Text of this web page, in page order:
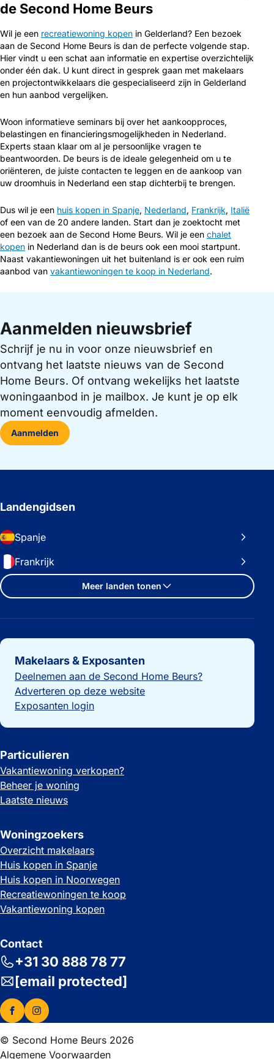
de Second Home Beurs
Wil je een recreatiewoning kopen in Gelderland? Een bezoek
aan de Second Home Beurs is dan de perfecte volgende stap.
Hier vindt u een schat aan informatie en expertise overzichtelijk
onder één dak. U kunt direct in gesprek gaan met makelaars
en projectontwikkelaars die gespecialiseerd zijn in Gelderland
en hun aanbod vergelijken.
Woon informatieve seminars bij over het aankoopproces,
belastingen en financieringsmogelijkheden in Nederland.
Experts staan klaar om al je persoonlijke vragen te
beantwoorden. De beurs is de ideale gelegenheid om u te
oriënteren, de juiste contacten te leggen en de aankoop van
uw droomhuis in Nederland een stap dichterbij te brengen.
Dus wil je een huis kopen in Spanje, Nederland, Frankrijk, Italië
of een van de 20 andere landen. Start dan je zoektocht met
een bezoek aan de Second Home Beurs. Wil je een chalet
kopen in Nederland dan is de beurs ook een mooi startpunt.
Naast vakantiewoningen uit het buitenland is er ook een ruim
aanbod van vakantiewoningen te koop in Nederland.
Aanmelden nieuwsbrief
Schrijf je nu in voor onze nieuwsbrief en
ontvang het laatste nieuws van de Second
Home Beurs. Of ontvang wekelijks het laatste
woningaanbod in je mailbox. Je kunt je op elk
moment eenvoudig afmelden.
Aanmelden
Landengidsen
Spanje
Frankrijk
Meer landen tonen
Belangrijke links
Makelaars & Exposanten
Deelnemen aan de Second Home Beurs?
Adverteren op deze website
Exposanten login
Particulieren
Vakantiewoning verkopen?
Beheer je woning
Laatste nieuws
Woningzoekers
Overzicht makelaars
Huis kopen in Spanje
Huis kopen in Noorwegen
Recreatiewoningen te koop
Vakantiewoning kopen
Contact
+31 30 888 78 77
[email protected]
© Second Home Beurs 2026
Algemene Voorwaarden